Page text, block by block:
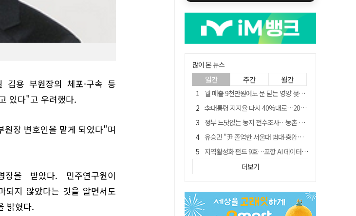
김용 부원장의 체포·구속 등
있다"고 우려했다.
장 변호인을 맡게 되었다"며
을 받았다. 민주연구원이
되지 않았다는 것을 알면서도
밝혔다.
많이 본 뉴스
일간 주간 월간
월 매출 9천만원에도 문 닫는 영양 젖소농장… "일할 사람이 없어"
李대통령 지지율 다시 40%대로…20대는 18.8%p 급락
정부 느닷없는 농지 전수조사…농촌 들쑤시는 '경자유전'의 칼날
유승민 "尹 졸업한 서울대 법대·충암고도 없애야"…李 육사 통합 직격
지역활성화 펀드 9호…포항 AI 데이터센터에 6천억 투입
국민 51.9% "李 대통령 재판 재개 필요하다"
[농지 전수조사 폐해] 농지값도 흔들리나…"도지 막히면 헐값 매물 나올 수도"
아쉬운 태클
더보기